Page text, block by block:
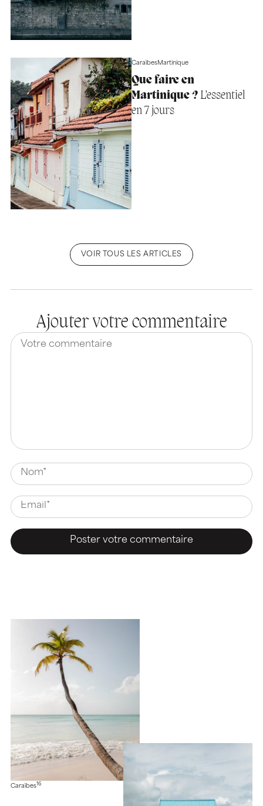
CaraïbesMartinique
Que faire en
Martinique ?L’essentiel
en 7 jours
VOIR TOUS LES ARTICLES
Ajouter votre commentaire
Caraïbes16